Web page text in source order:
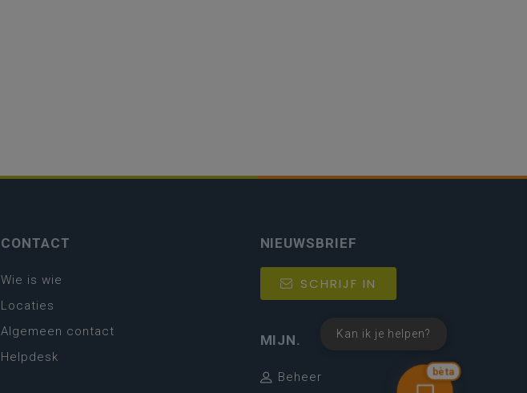
bèta
Kan ik je helpen?
CONTACT
Wie is wie
Locaties
Algemeen contact
Helpdesk
NIEUWSBRIEF
SCHRIJF IN
MIJN.
Beheer